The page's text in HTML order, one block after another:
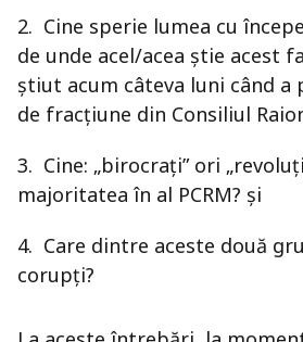
2. Cine sperie lumea cu
de unde acel/acea ştie acest
ştiut acum câteva luni când a
de fracţiune din Consiliul
3. Cine: „birocraţi” ori
majoritatea în al PCRM? şi
4. Care dintre aceste două
corupţi?